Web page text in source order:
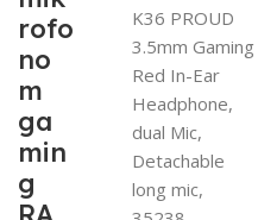
rofo
no
m
ga
min
g
K36 PROUD
3.5mm Gaming
Red In-Ear
Headphone,
dual Mic,
Detachable
long mic,